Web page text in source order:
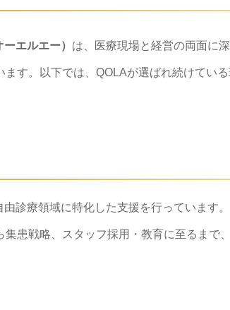
エルエー） は、医療現場と経営の両面に
す。以下では、QOLAが選ばれ続けてい
診療領域に特化した支援を行っています
患戦略、スタッフ採用・教育に至るまで